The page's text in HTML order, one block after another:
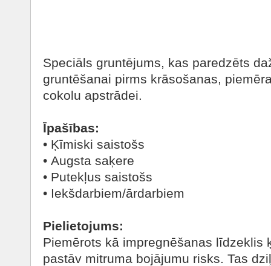
Speciāls gruntējums, kas paredzēts
gruntēšanai pirms krāsošanas,
cokolu apstrādei.
Īpašības:
• Ķīmiski saistošs
• Augsta saķere
• Putekļus saistošs
• Iekšdarbiem/ārdarbiem
Pielietojums:
Piemērots kā impregnēšanas līdzeklis
pastāv mitruma bojājumu risks. Tas